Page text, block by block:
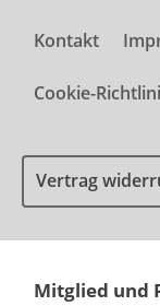
Kontakt
Cookie-
Vertrag
Mitglied und